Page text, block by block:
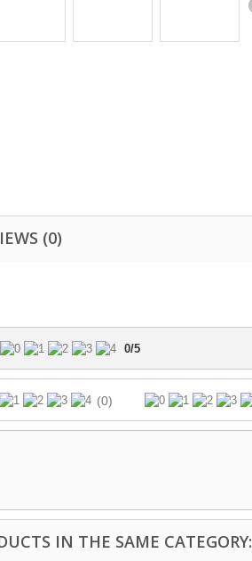
(0)
0/5
(0)
IN THE SAME CATEGORY: